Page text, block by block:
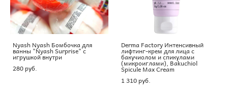
Nyash Nyash Бомбочка для
ванны "Nyash Surprise" с
игрушкой внутри
280 pуб.
Derma Factory Интенсивный
лифтинг-крем для лица с
бакучиолом и спикулами
(микроиглами), Bakuchiol
Spicule Max Cream
1 310 pуб.